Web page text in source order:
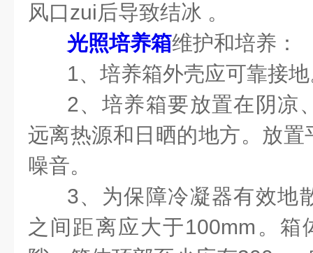
风口zui后导致结冰 。
光照培养箱维护和培养
1、培养箱外壳应可靠
2、培养箱要放置在阴凉
远离热源和日晒的地方。放
噪音。
3、为保障冷凝器有效地
之间距离应大于100mm。箱